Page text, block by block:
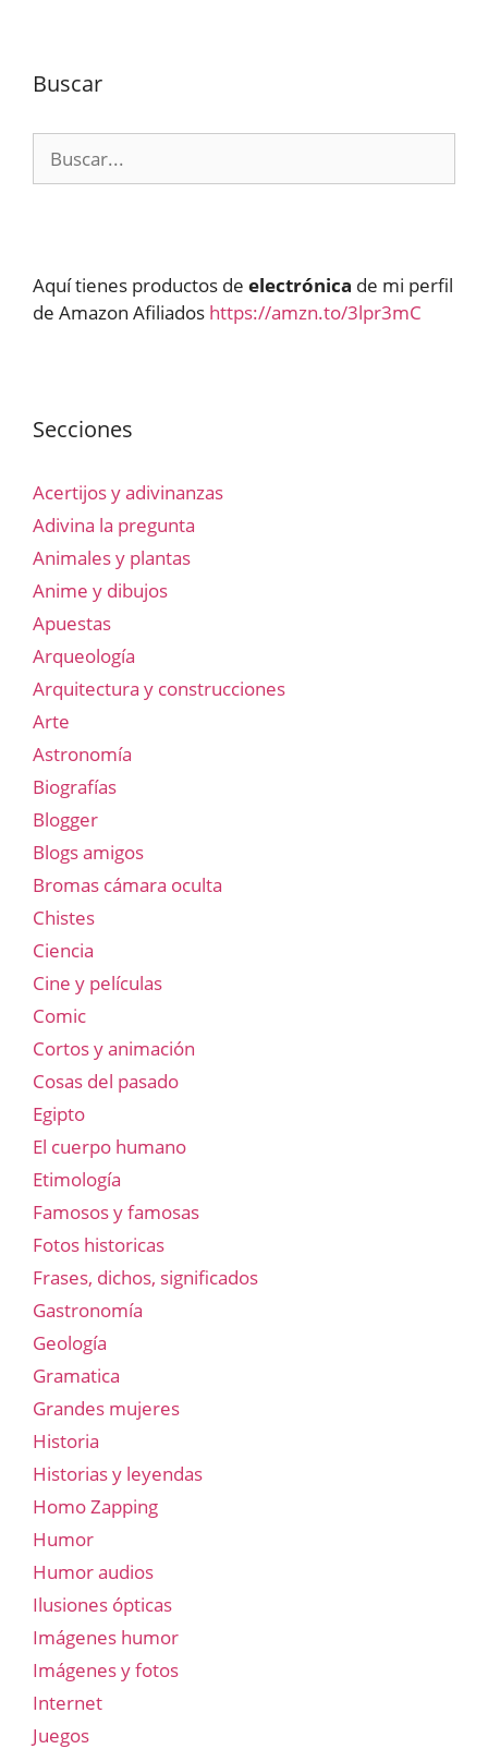
Buscar
Aquí tienes productos de electrónica de mi perfil
de Amazon Afiliados https://amzn.to/3lpr3mC
Secciones
Acertijos y adivinanzas
Adivina la pregunta
Animales y plantas
Anime y dibujos
Apuestas
Arqueología
Arquitectura y construcciones
Arte
Astronomía
Biografías
Blogger
Blogs amigos
Bromas cámara oculta
Chistes
Ciencia
Cine y películas
Comic
Cortos y animación
Cosas del pasado
Egipto
El cuerpo humano
Etimología
Famosos y famosas
Fotos historicas
Frases, dichos, significados
Gastronomía
Geología
Gramatica
Grandes mujeres
Historia
Historias y leyendas
Homo Zapping
Humor
Humor audios
Ilusiones ópticas
Imágenes humor
Imágenes y fotos
Internet
Juegos